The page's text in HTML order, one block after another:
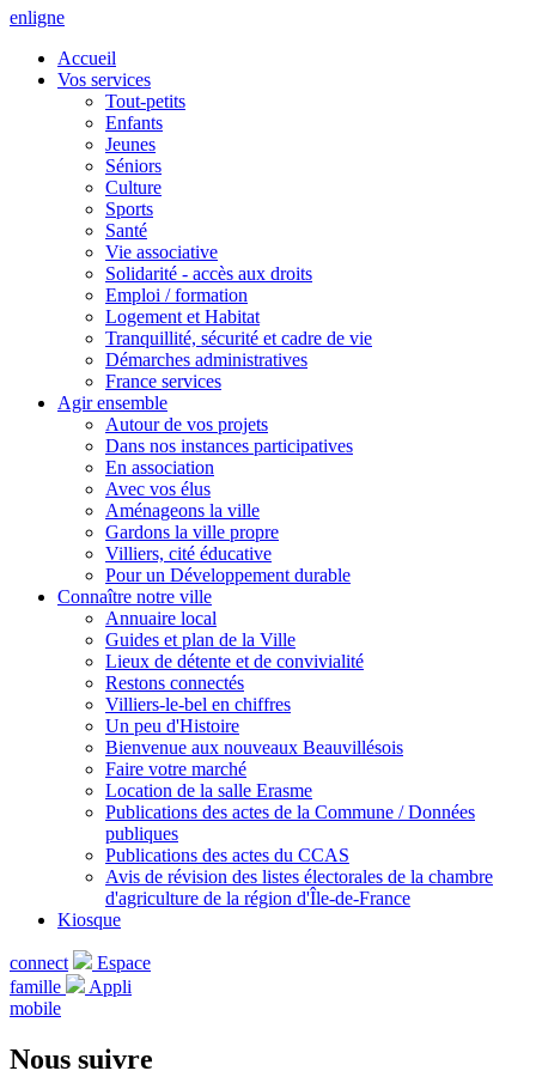
enligne
Accueil
Vos services
Tout-petits
Enfants
Jeunes
Séniors
Culture
Sports
Santé
Vie associative
Solidarité - accès aux droits
Emploi / formation
Logement et Habitat
Tranquillité, sécurité et cadre de vie
Démarches administratives
France services
Agir ensemble
Autour de vos projets
Dans nos instances participatives
En association
Avec vos élus
Aménageons la ville
Gardons la ville propre
Villiers, cité éducative
Pour un Développement durable
Connaître notre ville
Annuaire local
Guides et plan de la Ville
Lieux de détente et de convivialité
Restons connectés
Villiers-le-bel en chiffres
Un peu d'Histoire
Bienvenue aux nouveaux Beauvillésois
Faire votre marché
Location de la salle Erasme
Publications des actes de la Commune / Données
publiques
Publications des actes du CCAS
Avis de révision des listes électorales de la chambre
d'agriculture de la région d'Île-de-France
Kiosque
connect
Espace
famille
Appli
mobile
Nous suivre